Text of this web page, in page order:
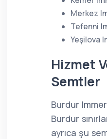
Merkez
Tefenni
Yeşilova
Hizmet
Semtler
Burdur
Burdur
ayrıca şu